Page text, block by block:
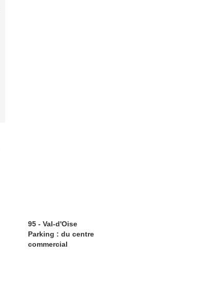
95 - Val-d'Oise
Parking : du centre
commercial